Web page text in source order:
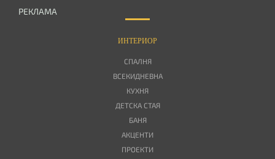
РЕКЛАМА
ИНТЕРИОР
СПАЛНЯ
ВСЕКИДНЕВНА
КУХНЯ
ДЕТСКА СТАЯ
БАНЯ
АКЦЕНТИ
ПРОЕКТИ